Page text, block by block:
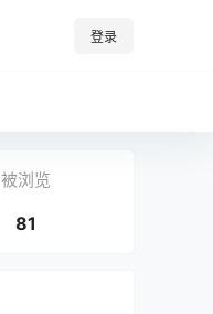
登录
被浏览
81